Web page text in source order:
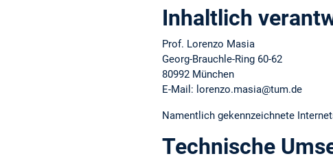
Inhaltlich
Prof. Lorenzo Masia
Georg-Brauchle-Ring 60-62
80992 München
E-Mail: lorenzo.masia@tum.de
Namentlich gekennzeichnete
Technische